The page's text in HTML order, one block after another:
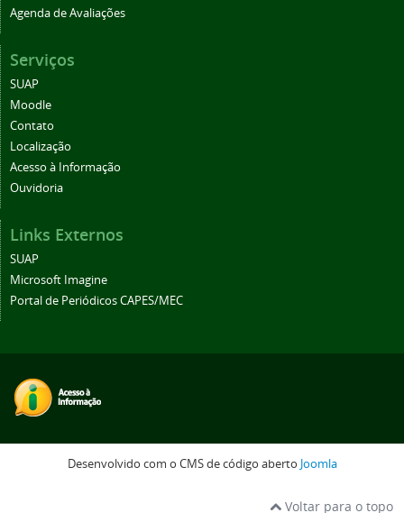
Agenda de Avaliações
Serviços
SUAP
Moodle
Contato
Localização
Acesso à Informação
Ouvidoria
Links Externos
SUAP
Microsoft Imagine
Portal de Periódicos CAPES/MEC
Desenvolvido com o CMS de código aberto Joomla
Voltar para o topo